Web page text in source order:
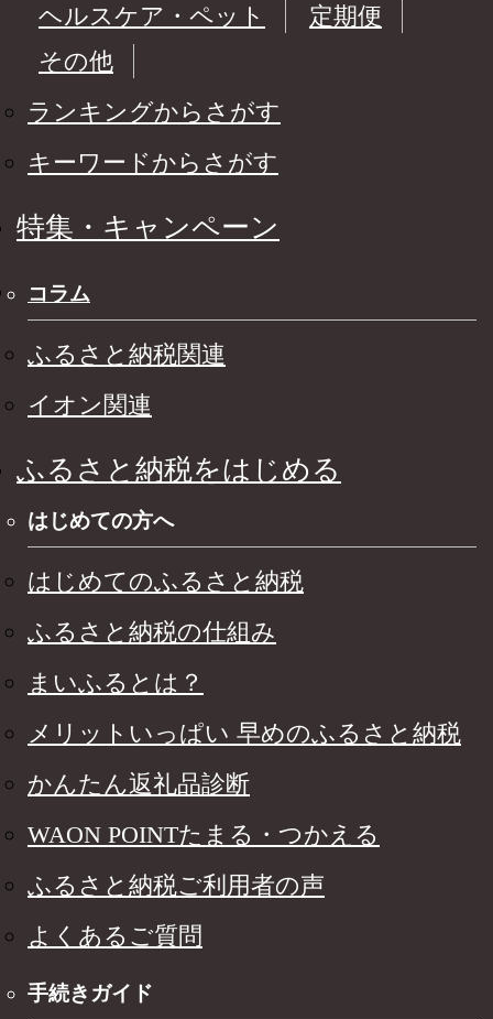
ヘルスケア・ペット
定期便
その他
ランキングからさがす
キーワードからさがす
特集・キャンペーン
コラム
ふるさと納税関連
イオン関連
ふるさと納税をはじめる
はじめての方へ
はじめてのふるさと納税
ふるさと納税の仕組み
まいふるとは？
メリットいっぱい 早めのふるさと納税
かんたん返礼品診断
WAON POINTたまる・つかえる
ふるさと納税ご利用者の声
よくあるご質問
手続きガイド